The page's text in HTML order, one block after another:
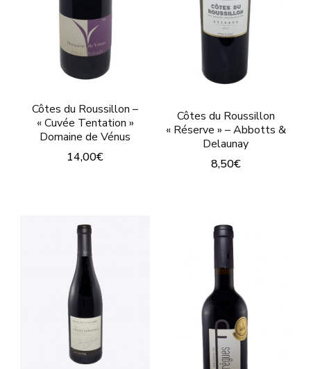
choisies
sur
du
produit
choisies
sur
page
produit
Côtes du Roussillon –
« Cuvée Tentation »
Domaine de Vénus
14,00€
a
plusieurs
variations.
Les
options
peuvent
être
Côtes du Roussillon
« Réserve » – Abbotts &
Delaunay
8,50€
a
plusieurs
variations.
Les
options
peuvent
être